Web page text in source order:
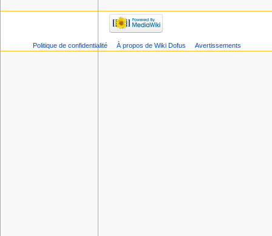
Politique de confidentialité À propos de Wiki Dofus Avertissements